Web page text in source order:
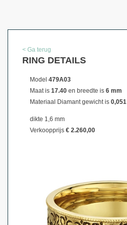
< Ga terug
RING DETAILS
Model 479A03
Maat is 17.40 en breedte is 6 mm
Materiaal Diamant gewicht is 0,051
dikte 1,6 mm
Verkoopprijs € 2.260,00